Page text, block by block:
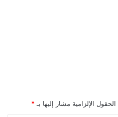
الحقول الإلزامية مشار إليها بـ *